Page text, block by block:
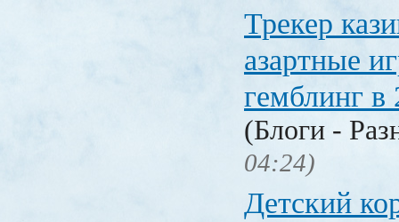
Трекер
азартные
гемблинг в
(Блоги -
04:24)
Детский